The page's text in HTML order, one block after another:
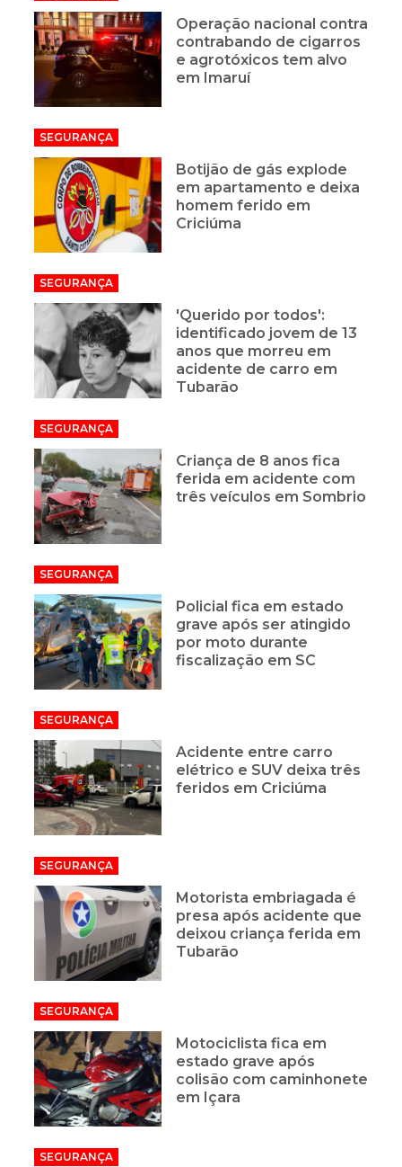
Operação nacional contra
contrabando de cigarros
e agrotóxicos tem alvo
em Imaruí
SEGURANÇA
Botijão de gás explode
em apartamento e deixa
homem ferido em
Criciúma
SEGURANÇA
'Querido por todos':
identificado jovem de 13
anos que morreu em
acidente de carro em
Tubarão
SEGURANÇA
Criança de 8 anos fica
ferida em acidente com
três veículos em Sombrio
SEGURANÇA
Policial fica em estado
grave após ser atingido
por moto durante
fiscalização em SC
SEGURANÇA
Acidente entre carro
elétrico e SUV deixa três
feridos em Criciúma
SEGURANÇA
Motorista embriagada é
presa após acidente que
deixou criança ferida em
Tubarão
SEGURANÇA
Motociclista fica em
estado grave após
colisão com caminhonete
em Içara
SEGURANÇA